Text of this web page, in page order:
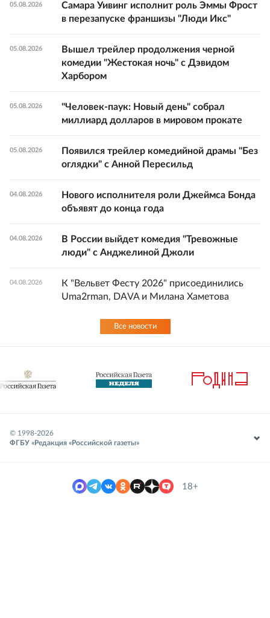
05.08.2026
Самара Уивинг исполнит роль Эммы Фрост
в перезапуске франшизы "Люди Икс"
05.08.2026
Вышел трейлер продолжения черной
комедии "Жестокая ночь" с Дэвидом
Харбором
05.08.2026
"Человек-паук: Новый день" собрал
миллиард долларов в мировом прокате
05.08.2026
Появился трейлер комедийной драмы "Без
оглядки" с Анной Пересильд
04.08.2026
Нового исполнителя роли Джеймса Бонда
объявят до конца года
04.08.2026
В России выйдет комедия "Тревожные
люди" с Анджелиной Джоли
04.08.2026
К "Вельвет Фесту 2026" присоединились
Uma2rman, DAVA и Милана Хаметова
Все новости
© 1998-2026
ФГБУ «Редакция «Российской газеты»
18+